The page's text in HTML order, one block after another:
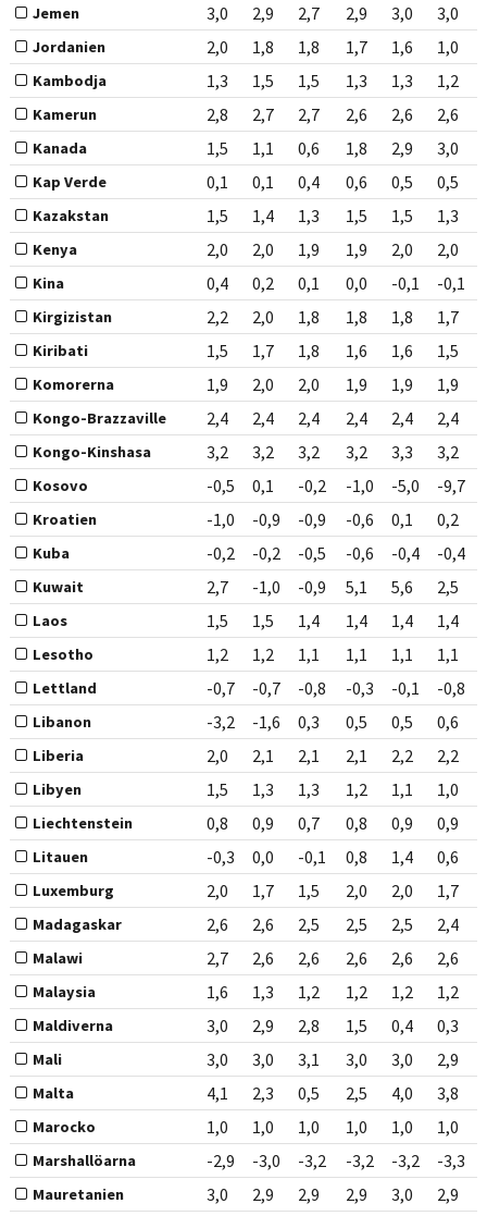
Jemen 3,0 2,9 2,7 2,9 3,0 3,0
Jordanien 2,0 1,8 1,8 1,7 1,6 1,0
Kambodja 1,3 1,5 1,5 1,3 1,3 1,2
Kamerun 2,8 2,7 2,7 2,6 2,6 2,6
Kanada 1,5 1,1 0,6 1,8 2,9 3,0
Kap Verde 0,1 0,1 0,4 0,6 0,5 0,5
Kazakstan 1,5 1,4 1,3 1,5 1,5 1,3
Kenya 2,0 2,0 1,9 1,9 2,0 2,0
Kina 0,4 0,2 0,1 0,0 -0,1 -0,1
Kirgizistan 2,2 2,0 1,8 1,8 1,8 1,7
Kiribati 1,5 1,7 1,8 1,6 1,6 1,5
Komorerna 1,9 2,0 2,0 1,9 1,9 1,9
Kongo-Brazzaville 2,4 2,4 2,4 2,4 2,4 2,4
Kongo-Kinshasa 3,2 3,2 3,2 3,2 3,3 3,2
Kosovo -0,5 0,1 -0,2 -1,0 -5,0 -9,7
Kroatien -1,0 -0,9 -0,9 -0,6 0,1 0,2
Kuba -0,2 -0,2 -0,5 -0,6 -0,4 -0,4
Kuwait 2,7 -1,0 -0,9 5,1 5,6 2,5
Laos 1,5 1,5 1,4 1,4 1,4 1,4
Lesotho 1,2 1,2 1,1 1,1 1,1 1,1
Lettland -0,7 -0,7 -0,8 -0,3 -0,1 -0,8
Libanon -3,2 -1,6 0,3 0,5 0,5 0,6
Liberia 2,0 2,1 2,1 2,1 2,2 2,2
Libyen 1,5 1,3 1,3 1,2 1,1 1,0
Liechtenstein 0,8 0,9 0,7 0,8 0,9 0,9
Litauen -0,3 0,0 -0,1 0,8 1,4 0,6
Luxemburg 2,0 1,7 1,5 2,0 2,0 1,7
Madagaskar 2,6 2,6 2,5 2,5 2,5 2,4
Malawi 2,7 2,6 2,6 2,6 2,6 2,6
Malaysia 1,6 1,3 1,2 1,2 1,2 1,2
Maldiverna 3,0 2,9 2,8 1,5 0,4 0,3
Mali 3,0 3,0 3,1 3,0 3,0 2,9
Malta 4,1 2,3 0,5 2,5 4,0 3,8
Marocko 1,0 1,0 1,0 1,0 1,0 1,0
Marshallöarna -2,9 -3,0 -3,2 -3,2 -3,2 -3,3
Mauretanien 3,0 2,9 2,9 2,9 3,0 2,9